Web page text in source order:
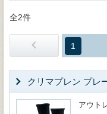
全2件
1
クリマプレン プレ
アウト